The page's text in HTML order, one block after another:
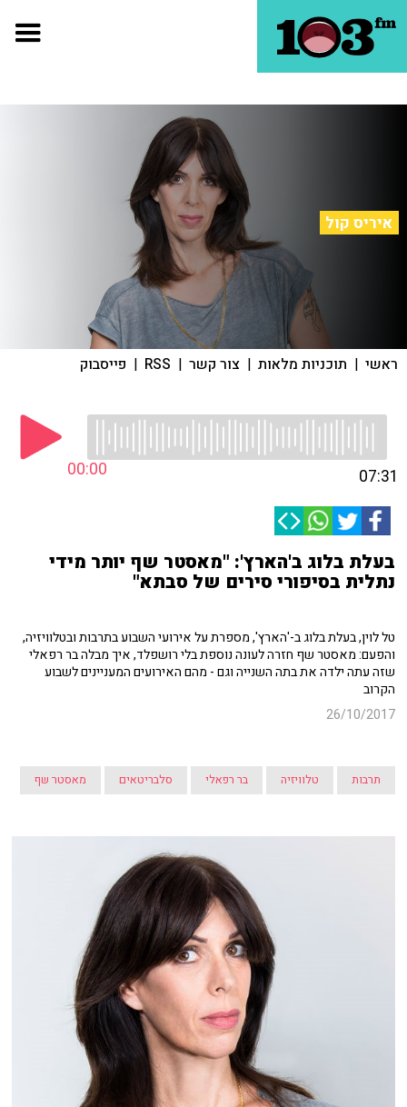
איריס קול
ראשי | תוכניות מלאות | צור קשר |
RSS
| פייסבוק
00:00 07:31
בעלת בלוג ב'הארץ': "מאסטר שף יותר מידי
נתלית בסיפורי סירים של סבתא"
טל לוין, בעלת בלוג ב-'הארץ', מספרת על אירועי השבוע בתרבות ובטלוויזיה,
והפעם: מאסטר שף חזרה לעונה נוספת בלי רושפלד, איך מבלה בר רפאלי
שזה עתה ילדה את בתה השנייה וגם - מהם האירועים המעניינים לשבוע
הקרוב
26/10/2017
תרבות טלוויזיה בר רפאלי סלבריטאים מאסטר שף